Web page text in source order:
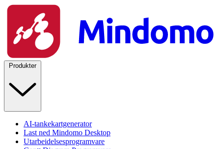
Produkter
AI-tankekartgenerator
Last ned Mindomo Desktop
Utarbeidelsesprogramvare